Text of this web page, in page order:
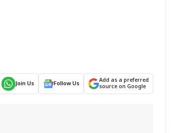
Join Us Follow Us
Add as a preferred
source on Google